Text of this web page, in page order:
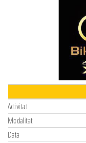
Activitat
Modalitat
Data